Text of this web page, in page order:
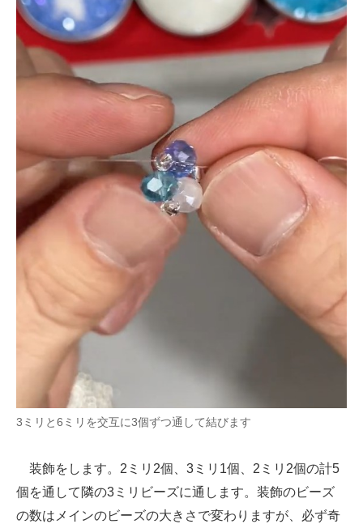
3ミリと6ミリを交互に3個ずつ通して結びます
装飾をします。2ミリ2個、3ミリ1個、2ミリ2個の計5
個を通して隣の3ミリビーズに通します。装飾のビーズ
の数はメインのビーズの大きさで変わりますが、必ず奇